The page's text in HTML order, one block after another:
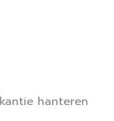
hanteren